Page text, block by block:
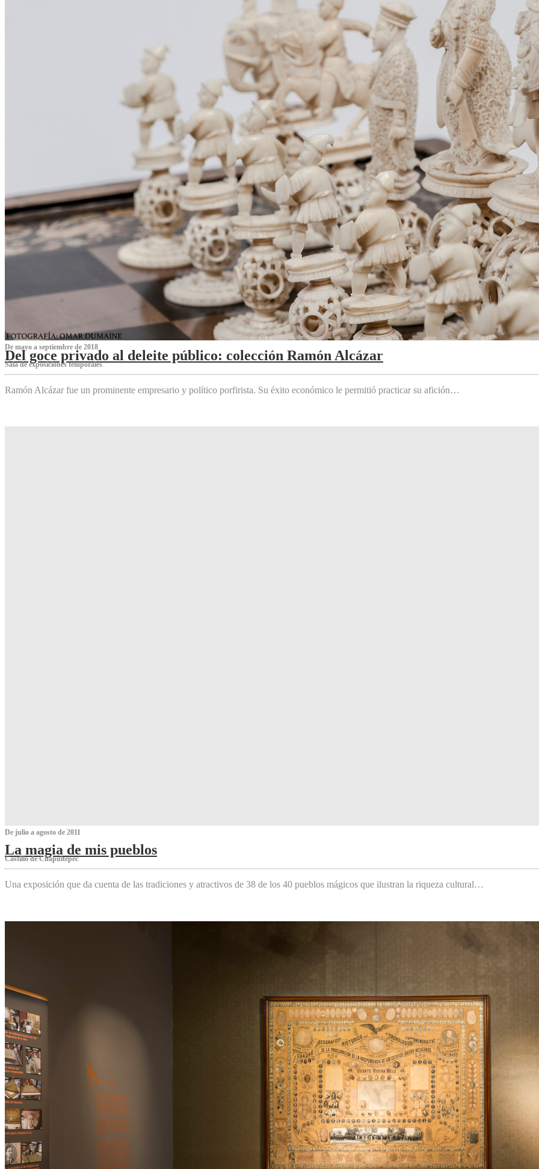
De mayo a septiembre de 2018
Del goce privado al deleite público: colección Ramón Alcázar
Sala de exposiciones temporales
Ramón Alcázar fue un prominente empresario y político porfirista. Su éxito económico le permitió practicar su afición…
De julio a agosto de 2011
La magia de mis pueblos
Castillo de Chapultepec
Una exposición que da cuenta de las tradiciones y atractivos de 38 de los 40 pueblos mágicos que ilustran la riqueza cultural…